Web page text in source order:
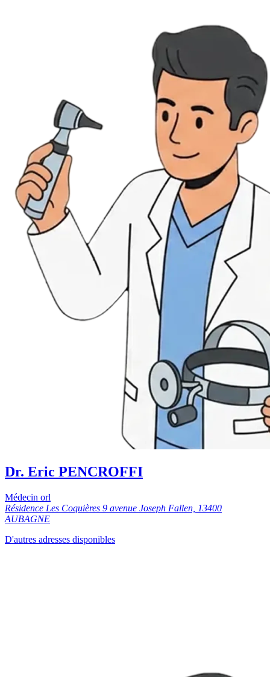
Dr. Eric PENCROFFI
Médecin orl
Résidence Les Coquières 9 avenue Joseph Fallen, 13400
AUBAGNE
D'autres adresses disponibles